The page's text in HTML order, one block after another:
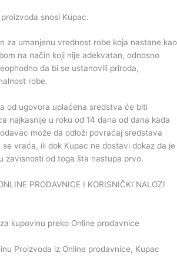
snosi Kupac.
za umanjenu vrednost robe koja nastane kao
na način koji nije adekvatan, odnosno
da bi se ustanovili priroda,
robe.
od ugovora uplaćena sredstva će biti
najkasnije u roku od 14 dana od dana kada
može da odloži povraćaj sredstava
vraća, ili dok Kupac ne dostavi dokaz da je
zavisnosti od toga šta nastupa prvo.
PRODAVNICE I KORISNIČKI NALOZI
kupovinu preko Online prodavnice
Proizvoda iz Online prodavnice, Kupac